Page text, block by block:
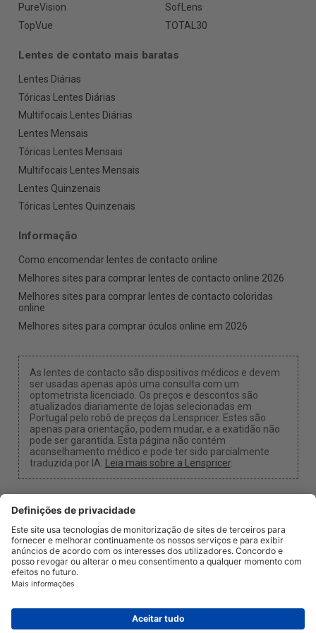
PureVision
SofLens
TopVue
TOTAL30
Lentes de contato mais baratas
Lentes Diárias
Tóricas Lentes Diárias
Multifocais Lentes Diárias
Lentes Mensais
Tóricas Lentes Mensais
Multifocais Lentes Mensais
Lentes Quinzenais
Tóricas Lentes Quinzenais
Informação
Como encomendar lentes de contacto online
Melhores sites para comprar lentes de contacto online 2026
Melhores sites para comprar lentes de contacto coloridas
online
Melhores sites para comprar óculos online em 2026
As lentes de contacto são dispositivos médicos e devem
ser usadas apenas após uma consulta com um
optometrista licenciado. Os preços e descontos são
atualizados diariamente de lojas selecionadas em
Portugal pelo robô de preços da Lenspricer. Estes são
apenas para orientação, podem mudar, e a exatidão não
pode ser garantida. Esta página não contém
aconselhamento médico e pode ter sido parcialmente
traduzida por IA. Leia mais sobre a Lenspricer.
Configurações de Cookies
Podemos receber uma comissão se usar um dos
Sobre nósNotíciasInformaçãoPrivacidadeLegal
info@lenspricer.pt